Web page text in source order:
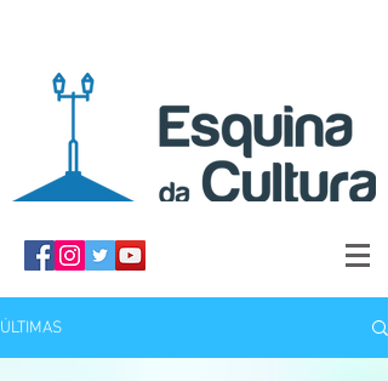
ÚLTIMAS